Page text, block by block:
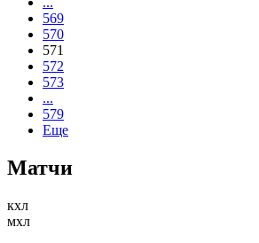
569
570
571
572
573
...
579
Еще
Матчи
кхл
мхл